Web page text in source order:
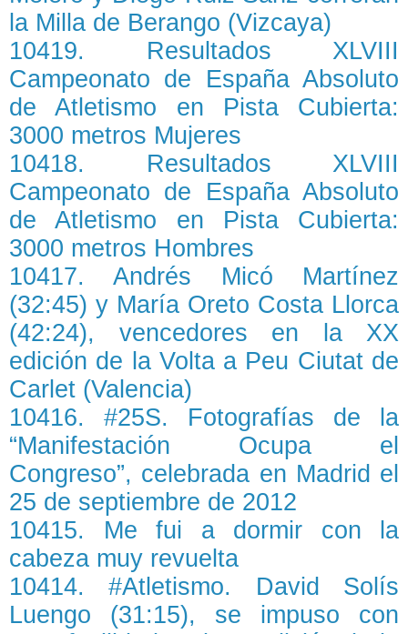
la Milla de Berango (Vizcaya)
10419. Resultados XLVIII
Campeonato de España Absoluto
de Atletismo en Pista Cubierta:
3000 metros Mujeres
10418. Resultados XLVIII
Campeonato de España Absoluto
de Atletismo en Pista Cubierta:
3000 metros Hombres
10417. Andrés Micó Martínez
(32:45) y María Oreto Costa Llorca
(42:24), vencedores en la XX
edición de la Volta a Peu Ciutat de
Carlet (Valencia)
10416. #25S. Fotografías de la
“Manifestación Ocupa el
Congreso”, celebrada en Madrid el
25 de septiembre de 2012
10415. Me fui a dormir con la
cabeza muy revuelta
10414. #Atletismo. David Solís
Luengo (31:15), se impuso con